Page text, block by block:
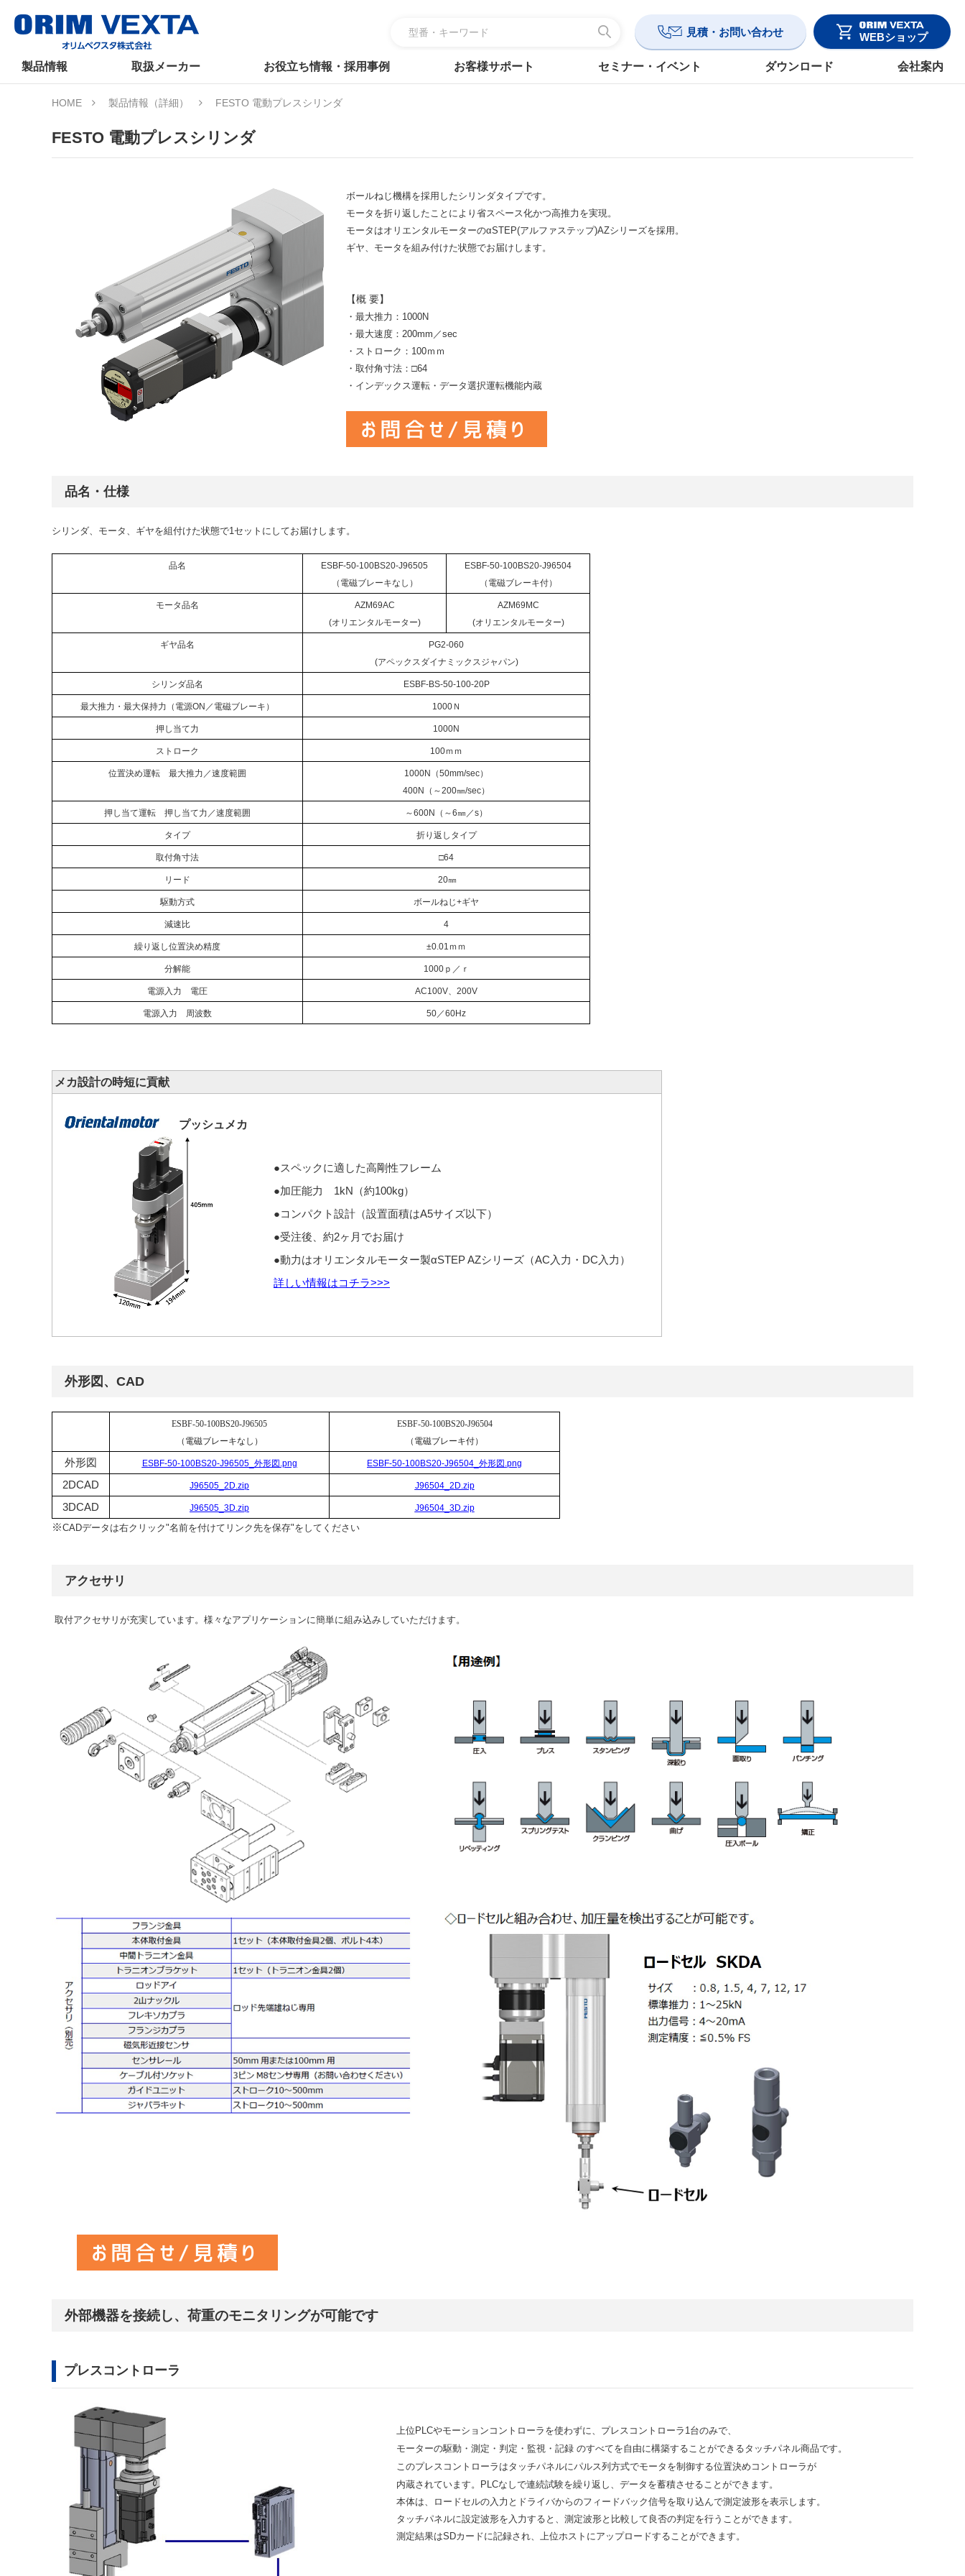
見積・お問い合わせ WEBショップ
製品情報 取扱メーカー お役立ち情報・採用事例 お客様サポート セミナー・イベント ダウンロード 会社案内
HOME 製品情報（詳細） FESTO 電動プレスシリンダ
FESTO 電動プレスシリンダ
ボールねじ機構を採用したシリンダタイプです。
モータを折り返したことにより省スペース化かつ高推力を実現。
モータはオリエンタルモーターのαSTEP(アルファステップ)AZシリーズを採用。
ギヤ、モータを組み付けた状態でお届けします。
【概 要】
・最大推力：1000N
・最大速度：200mm／sec
・ストローク：100ｍｍ
・取付角寸法：□64
・インデックス運転・データ選択運転機能内蔵
品名・仕様
シリンダ、モータ、ギヤを組付けた状態で1セットにしてお届けします。
品名
ESBF-50-100BS20-J96505
（電磁ブレーキなし）
ESBF-50-100BS20-J96504
（電磁ブレーキ付）
モータ品名
AZM69AC
(オリエンタルモーター)
AZM69MC
(オリエンタルモーター)
ギヤ品名
PG2-060
(アペックスダイナミックスジャパン)
シリンダ品名 ESBF-BS-50-100-20P
最大推力・最大保持力 （電源ON／電磁ブレーキ） 1000Ｎ
押し当て力 1000N
ストローク 100ｍｍ
位置決め運転 最大推力／速度範囲
1000N（50mm/sec）
400N（～200㎜/sec）
押し当て運転 押し当て力／速度範囲 ～600N（～6㎜／s）
タイプ 折り返しタイプ
取付角寸法 □64
リード 20㎜
駆動方式 ボールねじ+ギヤ
減速比 4
繰り返し位置決め精度 ±0.01ｍｍ
分解能 1000ｐ／ｒ
電源入力 電圧 AC100V、200V
電源入力 周波数 50／60Hz
メカ設計の時短に貢献
プッシュメカ
●スペックに適した高剛性フレーム
●加圧能力 1kN（約100kg）
●コンパクト設計（設置面積はA5サイズ以下）
●受注後、約2ヶ月でお届け
●動力はオリエンタルモーター製αSTEP AZシリーズ（AC入力・DC入力）
詳しい情報はコチラ>>>
外形図、CAD
ESBF-50-100BS20-J96505
（電磁ブレーキなし）
ESBF-50-100BS20-J96504
（電磁ブレーキ付）
外形図 ESBF-50-100BS20-J96505_外形図.png ESBF-50-100BS20-J96504_外形図.png
2DCAD J96505_2D.zip J96504_2D.zip
3DCAD J96505_3D.zip J96504_3D.zip
※CADデータは右クリック"名前を付けてリンク先を保存"をしてください
アクセサリ
取付アクセサリが充実しています。様々なアプリケーションに簡単に組み込みしていただけます。
外部機器を接続し、荷重のモニタリングが可能です
プレスコントローラ
上位PLCやモーションコントローラを使わずに、プレスコントローラ1台のみで、
モーターの駆動・測定・判定・監視・記録 のすべてを自由に構築することができるタッチパネル商品です。
このプレスコントローラはタッチパネルにパルス列方式でモータを制御する位置決めコントローラが
内蔵されています。PLCなしで連続試験を繰り返し、データを蓄積させることができます。
本体は、ロードセルの入力とドライバからのフィードバック信号を取り込んで測定波形を表示します。
タッチパネルに設定波形を入力すると、測定波形と比較して良否の判定を行うことができます。
測定結果はSDカードに記録され、上位ホストにアップロードすることができます。